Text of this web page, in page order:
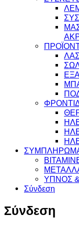
ΥΠΝΟΣ
Σύνδεση
Σύνδεση